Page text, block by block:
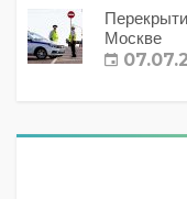
Москве